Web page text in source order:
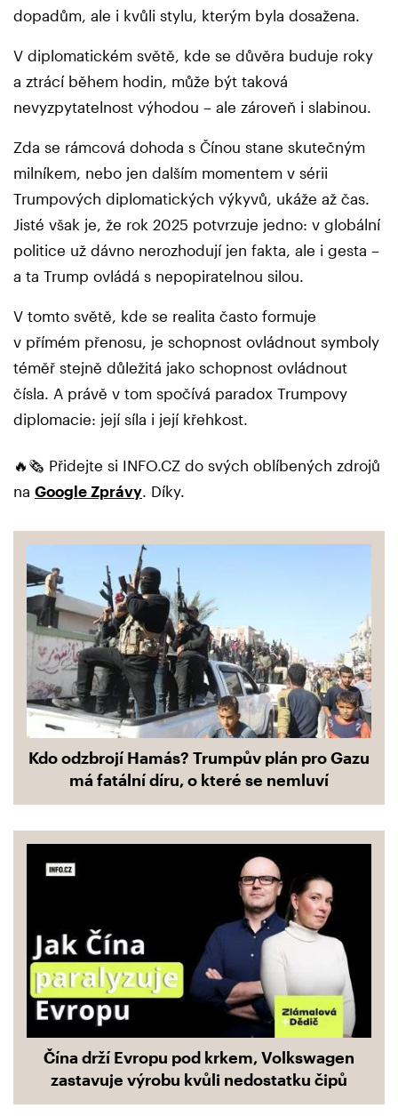
dopadům, ale i kvůli stylu, kterým byla dosažena.
V diplomatickém světě, kde se důvěra buduje roky
a ztrácí během hodin, může být taková
nevyzpytatelnost výhodou – ale zároveň i slabinou.
Zda se rámcová dohoda s Čínou stane skutečným
milníkem, nebo jen dalším momentem v sérii
Trumpových diplomatických výkyvů, ukáže až čas.
Jisté však je, že rok 2025 potvrzuje jedno: v globální
politice už dávno nerozhodují jen fakta, ale i gesta –
a ta Trump ovládá s nepopiratelnou silou.
V tomto světě, kde se realita často formuje
v přímém přenosu, je schopnost ovládnout symboly
téměř stejně důležitá jako schopnost ovládnout
čísla. A právě v tom spočívá paradox Trumpovy
diplomacie: její síla i její křehkost.
🔥🗞️ Přidejte si INFO.CZ do svých oblíbených zdrojů
na Google Zprávy . Díky.
Kdo odzbrojí Hamás? Trumpův plán pro Gazu
má fatální díru, o které se nemluví
Čína drží Evropu pod krkem, Volkswagen
zastavuje výrobu kvůli nedostatku čipů